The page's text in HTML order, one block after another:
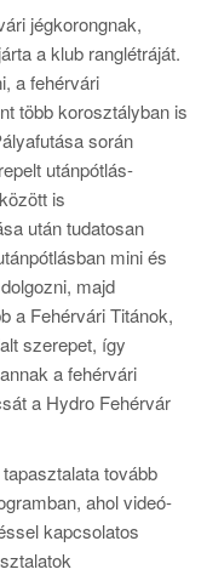
jégkorongnak,
a klub ranglétráját.
a fehérvári
több korosztályban is
során
utánpótlás-
is
után tudatosan
mini és
majd
a Fehérvári Titánok,
szerepet, így
a fehérvári
a Hydro Fehérvár
tovább
ahol videó-
kapcsolatos